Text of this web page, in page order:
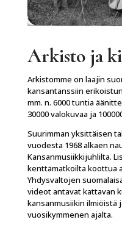
Arkisto ja
Arkistomme on laajin
kansantanssiin
mm. n. 6000 tuntia
30000 valokuvaa ja
Suurimman yksittäisen
vuodesta 1968 alkaen
Kansanmusiikkijuhlilta.
kenttämatkoilta koottua
Yhdysvaltojen
videot antavat kattavan
kansanmusiikin ilmiöistä
vuosikymmenen ajalta.